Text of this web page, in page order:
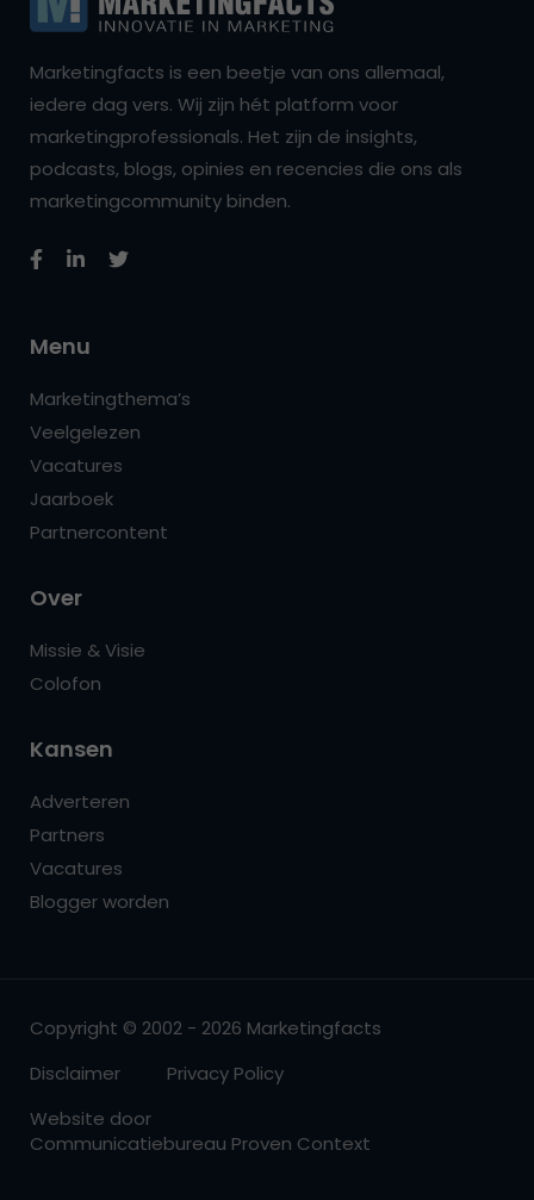
Marketingfacts is een beetje van ons allemaal,
iedere dag vers. Wij zijn hét platform voor
marketingprofessionals. Het zijn de insights,
podcasts, blogs, opinies en recencies die ons als
marketingcommunity binden.
Menu
Marketingthema’s
Veelgelezen
Vacatures
Jaarboek
Partnercontent
Over
Missie & Visie
Colofon
Kansen
Adverteren
Partners
Vacatures
Blogger worden
Copyright © 2002 - 2026 Marketingfacts
Disclaimer
Privacy Policy
Website door
Communicatiebureau Proven Context